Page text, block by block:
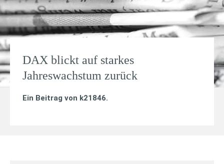
DAX blickt auf starkes
Jahreswachstum zurück
Ein Beitrag von k21846.